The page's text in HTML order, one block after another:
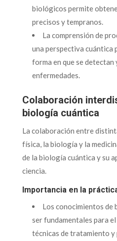
biológicos permite
precisos y tempranos.
La comprensión de
una perspectiva cuántica
forma en que se
enfermedades.
Colaboración
biología cuántica
La colaboración entre
física, la biología y la
de la biología cuántica y su
ciencia.
Importancia en la
Los conocimientos de
ser fundamentales para
técnicas de tratamiento y